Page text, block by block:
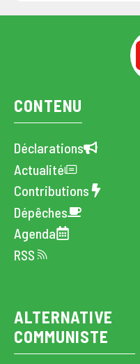
CONTENU
Déclarations
Actualité
Contributions
Dépêches
Agenda
RSS
ALTERNATIVE
COMMUNISTE